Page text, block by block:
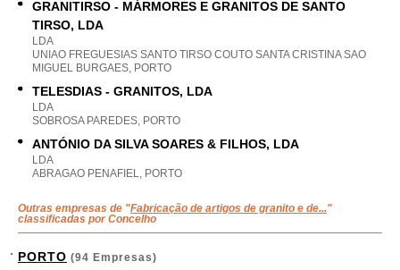
GRANITIRSO - MÁRMORES E GRANITOS DE SANTO
TIRSO, LDA
LDA
UNIAO FREGUESIAS SANTO TIRSO COUTO SANTA CRISTINA SAO
MIGUEL BURGAES, PORTO
TELESDIAS - GRANITOS, LDA
LDA
SOBROSA PAREDES, PORTO
ANTÓNIO DA SILVA SOARES & FILHOS, LDA
LDA
ABRAGAO PENAFIEL, PORTO
Outras empresas de "Fabricação de artigos de granito e de..."
classificadas por Concelho
PORTO (94 Empresas)